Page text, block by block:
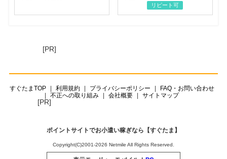
リピート可
[PR]
すぐたまTOP 利用規約 プライバシーポリシー
FAQ・お問い合わせ
不正への取り組み
会社概要 サイトマップ
[PR]
ポイントサイトでお小遣い稼ぎなら【すぐたま】
Copyright(C)2001-2026 Netmile All Rights Reserved.